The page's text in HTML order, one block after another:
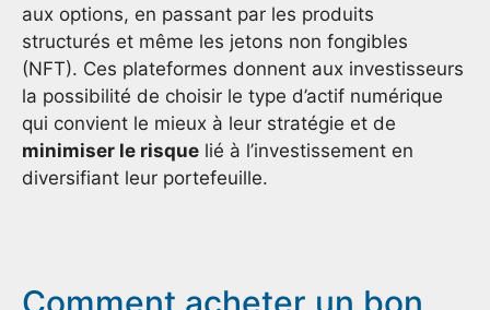
aux options, en passant par les produits
structurés et même les jetons non fongibles
(NFT). Ces plateformes donnent aux investisseurs
la possibilité de choisir le type d’actif numérique
qui convient le mieux à leur stratégie et de
minimiser le risque lié à l’investissement en
diversifiant leur portefeuille.